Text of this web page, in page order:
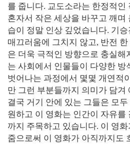
를 줍니다. 교도소라는 한정적인
혼자서 작은 세상을 바꾸고 깨며
습이 정말 인상 깊었습니다. 기
매끄러움에 그치지 않고, 반전
은 더욱 극적인 방향으로 충실해
는 사회에서 인물들이 다양한 방
벗어나는 과정에서 몇몇 개연적
만 그런 부분들까지 의미가 담겨
결국 거기 안에 있는 그들은 모
원하고 이 영화는 인간이 자유를
까지 주목하고 있습니다. 이 영
줌으로써 이 영화가 아직까지도